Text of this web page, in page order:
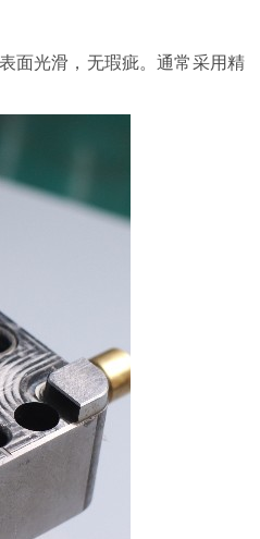
面光滑，无瑕疵。通常采用精